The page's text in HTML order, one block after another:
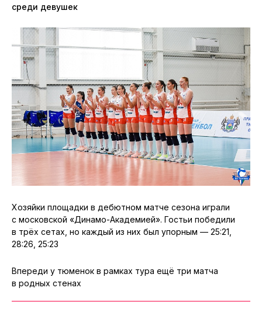
среди девушек
Хозяйки площадки в дебютном матче сезона играли
с московской «Динамо-Академией». Гостьи победили
в трёх сетах, но каждый из них был упорным — 25:21,
28:26, 25:23
Впереди у тюменок в рамках тура ещё три матча
в родных стенах